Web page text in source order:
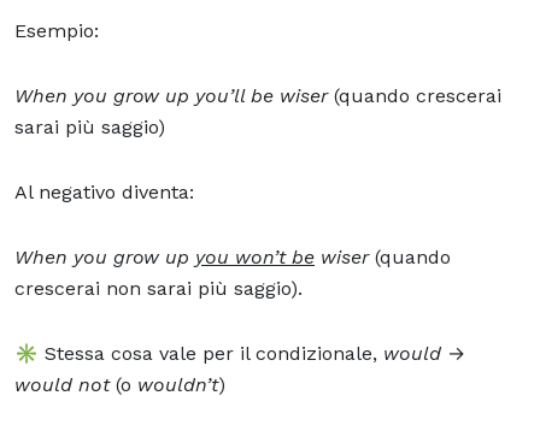
Esempio:
When you grow up you’ll be wiser(quando crescerai
sarai più saggio)
Al negativo diventa:
When you grow up you won’t be wiser(quando
crescerai non sarai più saggio).
✳️ Stessa cosa vale per il condizionale, would →
would not(o wouldn’t)